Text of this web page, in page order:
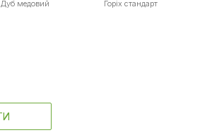
Дуб медовий Горіх стандарт